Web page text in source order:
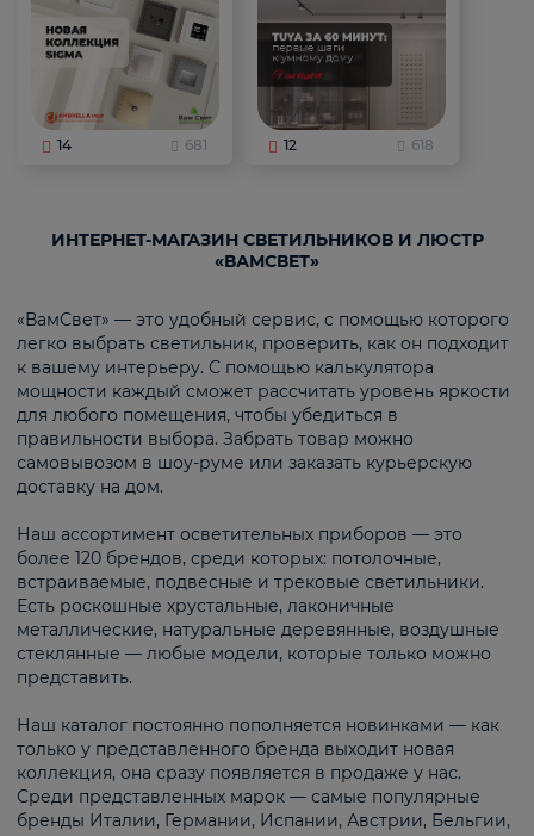
14 681 12 618
ИНТЕРНЕТ-МАГАЗИН СВЕТИЛЬНИКОВ И ЛЮСТР
«ВАМСВЕТ»
«ВамСвет» — это удобный сервис, с помощью которого
легко выбрать светильник, проверить, как он подходит
к вашему интерьеру. С помощью калькулятора
мощности каждый сможет рассчитать уровень яркости
для любого помещения, чтобы убедиться в
правильности выбора. Забрать товар можно
самовывозом в шоу-руме или заказать курьерскую
доставку на дом.
Наш ассортимент осветительных приборов — это
более 120 брендов, среди которых: потолочные,
встраиваемые, подвесные и трековые светильники.
Есть роскошные хрустальные, лаконичные
металлические, натуральные деревянные, воздушные
стеклянные — любые модели, которые только можно
представить.
Наш каталог постоянно пополняется новинками — как
только у представленного бренда выходит новая
коллекция, она сразу появляется в продаже у нас.
Среди представленных марок — самые популярные
бренды Италии, Германии, Испании, Австрии, Бельгии,